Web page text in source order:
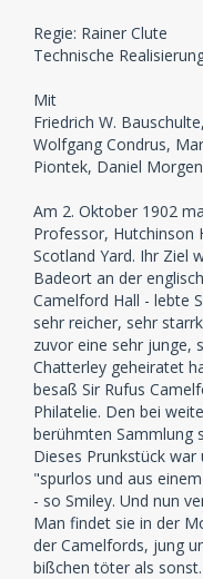
Regie: Rainer Clute
Technische
Mit
Friedrich W.
Wolfgang Condrus,
Piontek, Daniel
Am 2. Oktober 1902
Professor, Hutchinson
Scotland Yard. Ihr Ziel
Badeort an der
Camelford Hall - lebte
sehr reicher, sehr
zuvor eine sehr junge,
Chatterley geheiratet
besaß Sir Rufus
Philatelie. Den bei
berühmten Sammlung
Dieses Prunkstück
"spurlos und aus
- so Smiley. Und nun
Man findet sie in der
der Camelfords, jung
bißchen töter als sonst.